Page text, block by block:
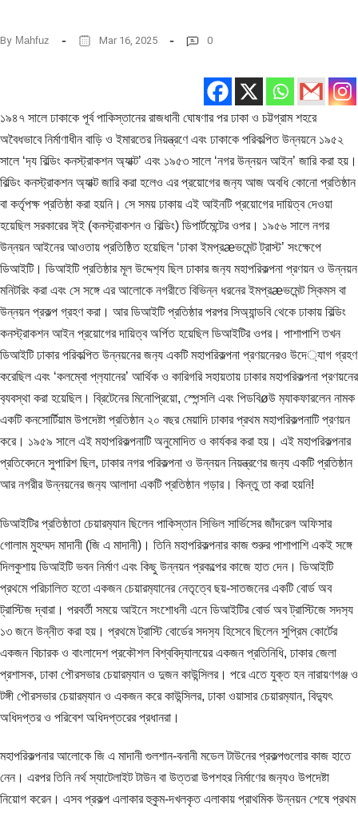
By Mahfuz Mar 16, 2025 0
১৯৪৭ সালে ঢাকাকে পূর্ব পাকিস্তানের রাজধানী ঘোষণার পর ঢাকা ও চট্টগ্রাম শহরে
অবৈধভাবে নির্মাণাধীন বাড়ি ও ইমারতের নিয়ন্ত্রণে এবং ঢাকাকে পরিকল্পিত উন্নয়নে ১৯৫২
সালে ‘দ‍্য বিল্ডিং কনস্ট্রাকশন অ‍্যাক্ট’ এবং ১৯৫৩ সালে ‘নগর উন্নয়ন আইন’ জারি করা হয়।
বিল্ডিং কনস্ট্রাকশন অ‍্যাক্ট জারি করা হলেও এর প্রয়োগের জন‍্য আজ অবধি কোনো প্রতিষ্ঠান
বা কর্তৃপক্ষ প্রতিষ্ঠা করা হয়নি। সে সময় ঢাকায় এই আইনটি প্রয়োগের দায়িত্ব দেওয়া
হয়েছিল সরকারের ঈ্ই (কনস্ট্রাকশন ও বিল্ডিং) ডিপার্টমেন্টের ওপর। ১৯৫৬ সালে নগর
উন্নয়ন আইনের আওতায় প্রতিষ্ঠিত হয়েছিল ‘ঢাকা ইমপ্রæভমেন্ট ট্রাস্ট’ সংক্ষেপে
ডিআইটি। ডিআইটি প্রতিষ্ঠার মূল উদ্দেশ‍্য ছিল ঢাকার জন‍্য মহাপরিকল্পনা প্রণয়ন ও উন্নয়ন
মনিটরিং করা এবং সে সঙ্গে এর আলোকে নগরীতে বিভিন্ন ধরনের ইমপ্রæভমেন্ট স্কিমস বা
উন্নয়ন প্রকল্প গ্রহণ করা। আর ডিআইটি প্রতিষ্ঠার পরপর সিঅ্যান্ডবি থেকে ঢাকায় বিল্ডিং
কনস্ট্রাকশন আইন প্রয়োগের দায়িত্ব অর্পিত হয়েছিল ডিআইটির ওপর। পাশাপাশি তখন
ডিআইটি ঢাকার পরিকল্পিত উন্নয়নের জন‍্য একটি মহাপরিকল্পনা প্রণয়নেরও উদে‍্যাগ গ্রহণ
করেছিল এবং ‘কলম্বো প্ল‍্যানের’ আর্থিক ও কারিগরি সহায়তায় ঢাকার মহাপরিকল্পনা প্রণয়নের
ব‍্যবস্থা করা হয়েছিল। ব্রিটেনের মিনোপ্রিয়ো, স্পেন্সলি এবং পিডবিøউ ম‍্যাকফারলেন নামক
একটি কনসোর্টিয়াম উপদেষ্টা প্রতিষ্ঠান ২০ বছর মেয়াদি ঢাকার প্রথম মহাপরিকল্পনাটি প্রণয়ন
করে। ১৯৫৯ সালে এই মহাপরিকল্পনাটি অনুমোদিত ও কার্যকর করা হয়। এই মহাপরিকল্পনার
প্রতিবেদনে সুপারিশ ছিল, ঢাকার নগর পরিকল্পনা ও উন্নয়ন নিয়ন্ত্রণের জন‍্য একটি প্রতিষ্ঠান
আর নগরীর উন্নয়নের জন‍্য আলাদা একটি প্রতিষ্ঠান গড়ার। কিন্তু তা করা হয়নি!
ডিআইটির প্রতিষ্ঠাতা চেয়ারম‍্যান ছিলেন পাকিস্তান সিভিল সার্ভিসের জাঁদরেল অফিসার
গোলাম মুহম্মদ মাদানী (জি এ মাদানী)। তিনি মহাপরিকল্পনার কাজ শুরুর পাশাপাশি একই সঙ্গে
দিলকুশায় ডিআইটি ভবন নির্মাণ এবং কিছু উন্নয়ন প্রকল্পের কাজে হাত দেন। ডিআইটি
প্রথমে পরিচালিত হতো একজন চেয়ারম‍্যানের নেতৃত্বে ছয়-সাতজনের একটি বোর্ড অব
ট্রাস্টিজ দ্বারা। পরবর্তী সময়ে আইনে সংশোধনী এনে ডিআইটির বোর্ড অব ট্রাস্টিজে সদস‍্য
১৩ জনে উন্নীত করা হয়। প্রথমে ট্রাস্টি বোর্ডের সদস‍্য হিসেবে ছিলেন সুপ্রিম কোর্টের
একজন বিচারক ও বাংলাদেশ প্রকৌশল বিশ্ববিদ‍্যালয়ের একজন প্রতিনিধি, ঢাকার জেলা
প্রশাসক, ঢাকা পৌরসভার চেয়ারম‍্যান ও দুজন কাউন্সিলর। পরে এতে যুক্ত হন নারায়ণগঞ্জ ও
টঙ্গী পৌরসভার চেয়ারম‍্যান ও একজন করে কাউন্সিলর, ঢাকা ওয়াসার চেয়ারম‍্যান, বিদ্যুৎ
অধিদপ্তর ও পরিবেশ অধিদপ্তরের প্রধানরা।
মহাপরিকল্পনার আলোকে জি এ মাদানী গুলশান-বনানী মডেল টাউনের প্রকল্পগুলোর কাজ হাতে
নেন। এরপর তিনি নর্থ স্যাটেলাইট টাউন বা উত্তরা উপশহর নির্মাণের জন‍্যও উপদেষ্টা
নিয়োগ করেন। এসব প্রকল্প এলাকার হুকুম-দখলকৃত এলাকায় প্রাথমিক উন্নয়ন শেষে প্রথম